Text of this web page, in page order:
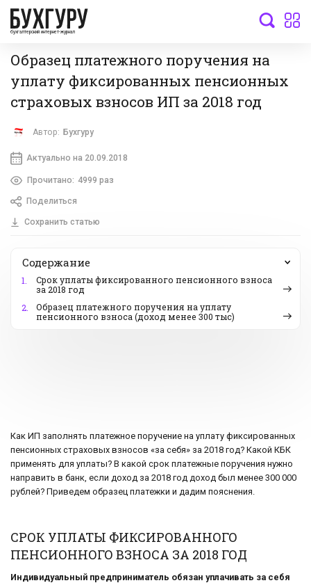
бухгалтерский интернет-журнал
Образец платежного поручения на
уплату фиксированных пенсионных
страховых взносов ИП за 2018 год
Автор: Бухгуру
Актуально на 20.09.2018
Прочитано: 4999 раз
Поделиться
Сохранить статью
Содержание
1.
Срок уплаты фиксированного пенсионного взноса
за 2018 год
2.
Образец платежного поручения на уплату
пенсионного взноса (доход менее 300 тыс)
Как ИП заполнять платежное поручение на уплату фиксированных
пенсионных страховых взносов «за себя» за 2018 год? Какой КБК
применять для уплаты? В какой срок платежные поручения нужно
направить в банк, если доход за 2018 год доход был менее 300 000
рублей? Приведем образец платежки и дадим пояснения.
СРОК УПЛАТЫ ФИКСИРОВАННОГО
ПЕНСИОННОГО ВЗНОСА ЗА 2018 ГОД
Индивидуальный предприниматель обязан уплачивать за себя